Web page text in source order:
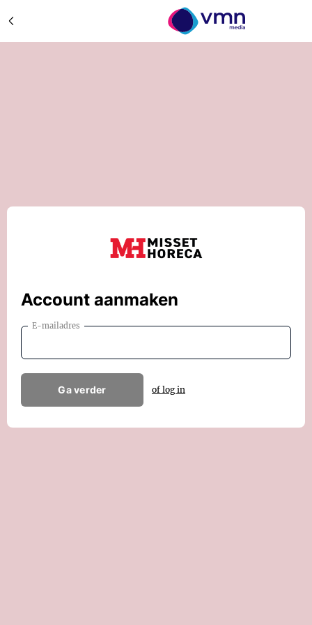
Account aanmaken
E-mailadres
Ga verder of log in